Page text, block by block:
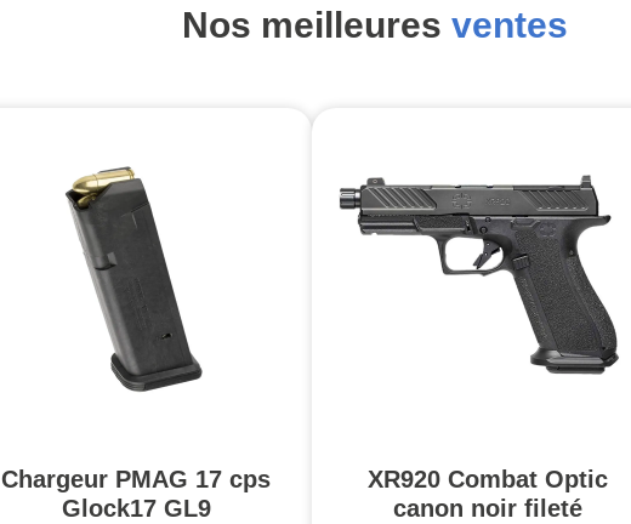
Nos meilleures ventes
Chargeur PMAG 17 cps
Glock17 GL9
XR920 Combat Optic
canon noir fileté